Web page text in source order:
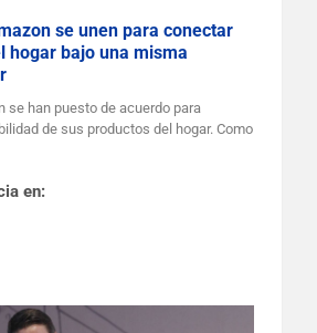
se unen para conectar
hogar bajo una misma
se han puesto de acuerdo para
de sus productos del hogar. Como
en: